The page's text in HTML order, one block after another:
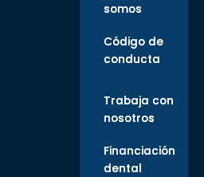
somos
Código de
conducta
Trabaja con
nosotros
Financiación
dental